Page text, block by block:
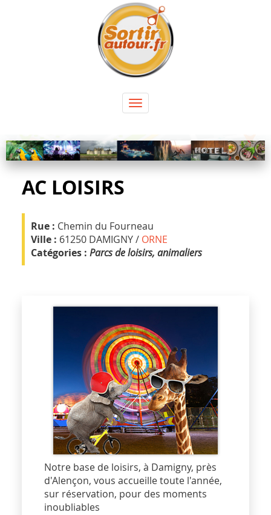
Toggle
navigation
AC LOISIRS
Rue : Chemin du Fourneau
Ville : 61250 DAMIGNY / ORNE
Catégories : Parcs de loisirs, animaliers
Notre base de loisirs, à Damigny, près
d'Alençon, vous accueille toute l'année,
sur réservation, pour des moments
inoubliables
Panneau de gestion des cookies